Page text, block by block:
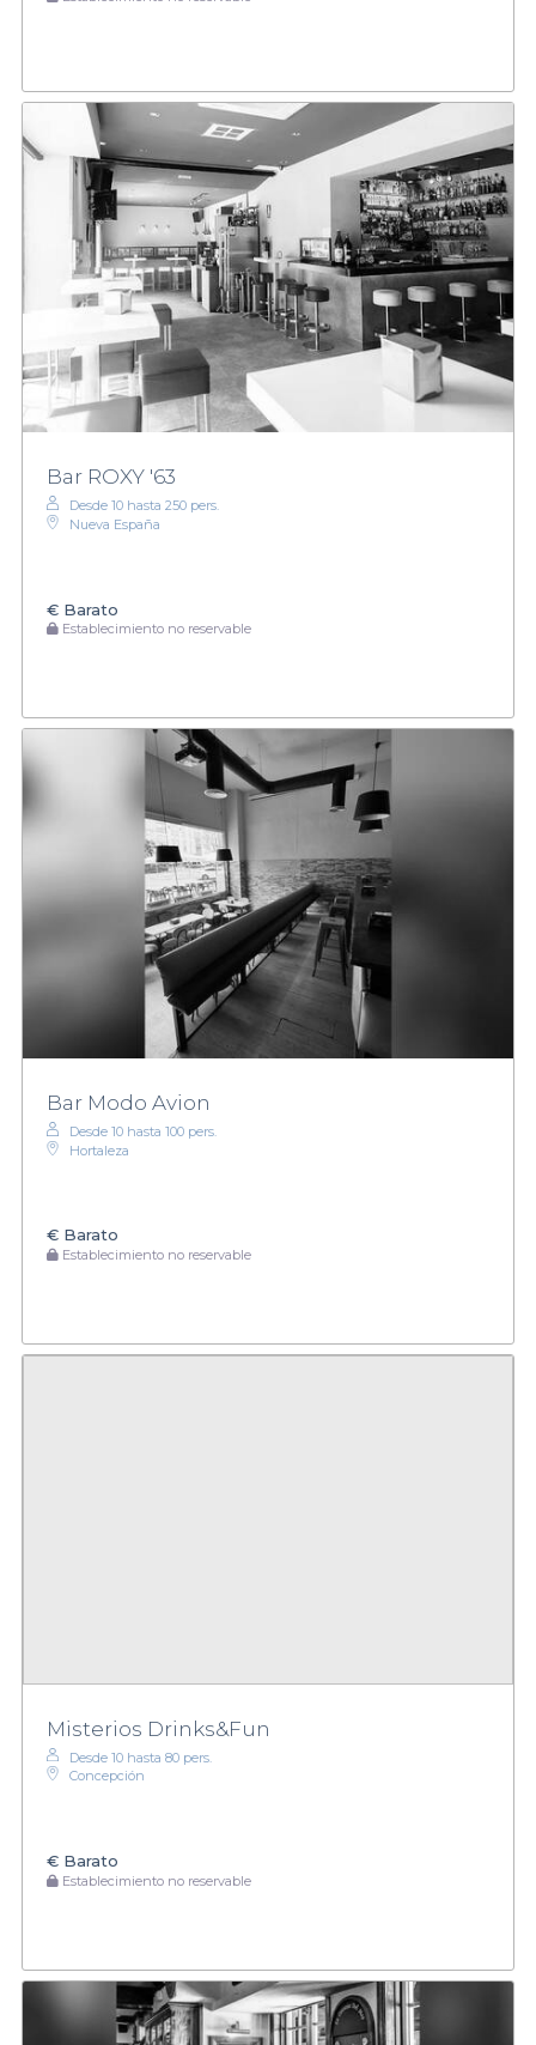
Bar ROXY '63
Desde 10 hasta 250 pers.
Nueva España
€ Barato
Establecimiento no reservable
Bar Modo Avion
Desde 10 hasta 100 pers.
Hortaleza
€ Barato
Establecimiento no reservable
Misterios Drinks&Fun
Desde 10 hasta 80 pers.
Concepción
€ Barato
Establecimiento no reservable